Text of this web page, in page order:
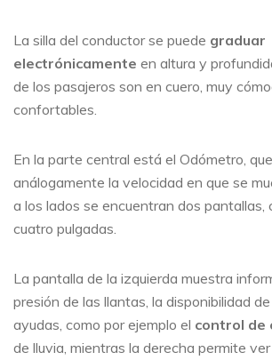
La silla del conductor se puede graduar
electrónicamente en altura y
de los pasajeros son en cuero, muy
confortables.
En la parte central está el Odómetro,
análogamente la velocidad en que se
a los lados se encuentran dos pantallas,
cuatro pulgadas.
La pantalla de la izquierda muestra
presión de las llantas, la disponibilidad
ayudas, como por ejemplo el control de
de lluvia, mientras la derecha permite